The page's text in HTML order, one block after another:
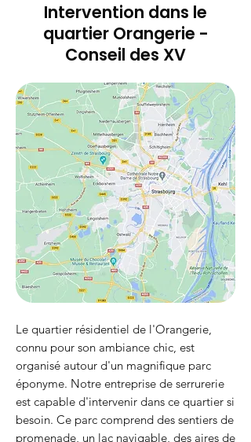
Intervention dans le
quartier Orangerie -
Conseil des XV
Le quartier résidentiel de l'Orangerie,
connu pour son ambiance chic, est
organisé autour d'un magnifique parc
éponyme. Notre entreprise de serrurerie
est capable d'intervenir dans ce quartier si
besoin. Ce parc comprend des sentiers de
promenade, un lac navigable, des aires de